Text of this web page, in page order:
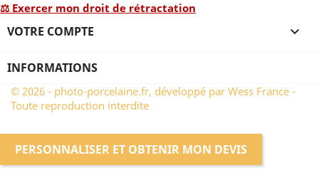
⚖ Exercer mon droit de rétractation
VOTRE COMPTE 
INFORMATIONS
© 2026 - photo-porcelaine.fr, développé par Wess France -
Toute reproduction interdite
PERSONNALISER ET OBTENIR MON DEVIS